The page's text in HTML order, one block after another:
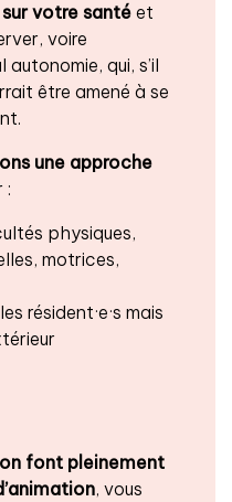
sur votre santé et
voire
qui, s’il
être amené à se
une approche
:
physiques,
motrices,
résident·e·s mais
font pleinement
, vous